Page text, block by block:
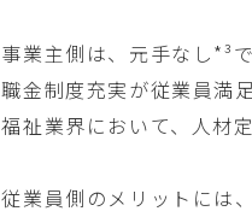
事業主側は、元手なし*³
職金制度充実が従業員満
福祉業界において、人材
従業員側のメリットには